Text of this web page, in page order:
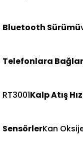
Bluetooth Sürümü
Telefonlara
RT3001​Kalp Atış
SensörlerKan